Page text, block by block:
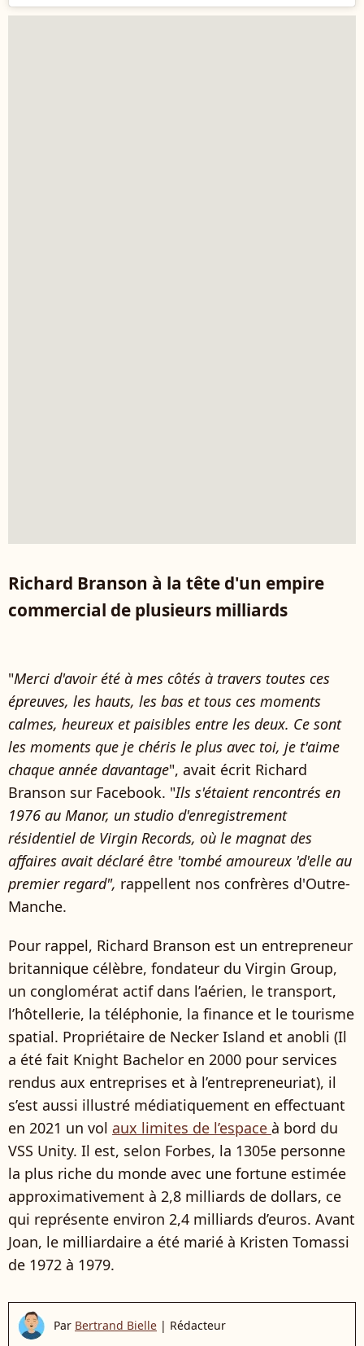
Richard Branson à la tête d'un empire
commercial de plusieurs milliards
"Merci d'avoir été à mes côtés à travers toutes ces
épreuves, les hauts, les bas et tous ces moments
calmes, heureux et paisibles entre les deux. Ce sont
les moments que je chéris le plus avec toi, je t'aime
chaque année davantage", avait écrit Richard
Branson sur Facebook. "Ils s'étaient rencontrés en
1976 au Manor, un studio d'enregistrement
résidentiel de Virgin Records, où le magnat des
affaires avait déclaré être 'tombé amoureux 'd'elle au
premier regard", rappellent nos confrères d'Outre-
Manche.
Pour rappel, Richard Branson est un entrepreneur
britannique célèbre, fondateur du Virgin Group,
un conglomérat actif dans l’aérien, le transport,
l’hôtellerie, la téléphonie, la finance et le tourisme
spatial. Propriétaire de Necker Island et anobli (Il
a été fait Knight Bachelor en 2000 pour services
rendus aux entreprises et à l’entrepreneuriat), il
s’est aussi illustré médiatiquement en effectuant
en 2021 un vol aux limites de l’espace à bord du
VSS Unity. Il est, selon Forbes, la 1305e personne
la plus riche du monde avec une fortune estimée
approximativement à 2,8 milliards de dollars, ce
qui représente environ 2,4 milliards d’euros. Avant
Joan, le milliardaire a été marié à Kristen Tomassi
de 1972 à 1979.
Par Bertrand Bielle | Rédacteur